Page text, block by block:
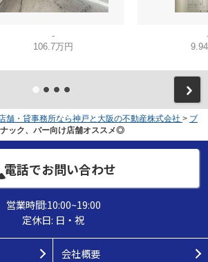
-
106.7万円
舗・貸事務所なら神戸と大阪の不動産株式会社 > ブ
ック、バー向け店舗オススメ◎
電話でお問い合わせ
営業時間:10:00~19:00
定休日: 日・祝
会社概要